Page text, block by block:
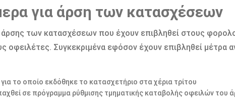
για άρση των κατασχέσεων
των κατασχέσεων που έχουν επιβληθεί στους
οφειλέτες. Συγκεκριμένα εφόσον έχουν επιβληθεί μέτρα
το οποίο εκδόθηκε το κατασχετήριο στα χέρια τρίτου
σε πρόγραμμα ρύθμισης τμηματικής καταβολής οφειλών του